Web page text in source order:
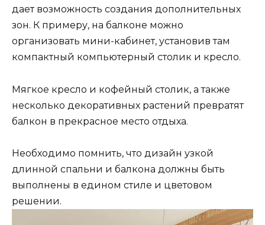
дает возможность создания дополнительных
зон. К примеру, на балконе можно
организовать мини-кабинет, установив там
компактный компьютерный столик и кресло.
Мягкое кресло и кофейный столик, а также
несколько декоративных растений превратят
балкон в прекрасное место отдыха.
Необходимо помнить, что дизайн узкой
длинной спальни и балкона должны быть
выполнены в едином стиле и цветовом
решении.